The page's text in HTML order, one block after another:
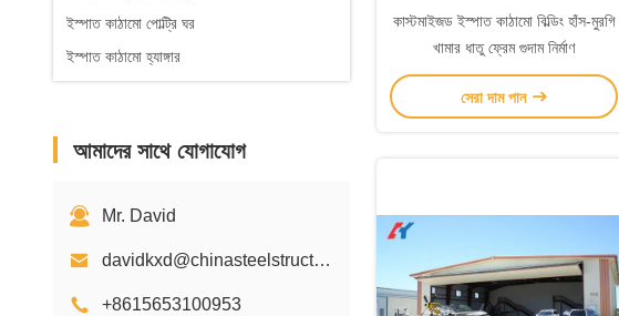
ইস্পাত কাঠামো পোল্ট্রি ঘর
ইস্পাত কাঠামো হ্যাঙ্গার
আমাদের সাথে যোগাযোগ
Mr. David
davidkxd@chinasteelstructure.cn
+8615653100953
কাস্টমাইজড ইস্পাত কাঠামো বিল্ডিং হাঁস-মুরগি
খামার ধাতু ফ্রেম গুদাম নির্মাণ
সেরা দাম পান